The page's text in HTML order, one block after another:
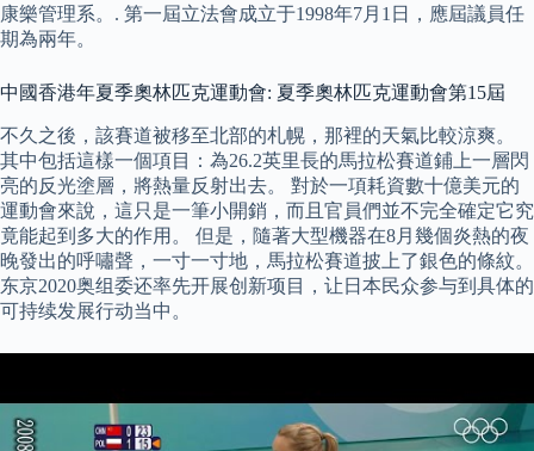
康樂管理系。. 第一屆立法會成立于1998年7月1日，應屆議員任
期為兩年。
中國香港年夏季奧林匹克運動會: 夏季奧林匹克運動會第15屆
不久之後，該賽道被移至北部的札幌，那裡的天氣比較涼爽。
其中包括這樣一個項目：為26.2英里長的馬拉松賽道鋪上一層閃
亮的反光塗層，將熱量反射出去。 對於一項耗資數十億美元的
運動會來說，這只是一筆小開銷，而且官員們並不完全確定它究
竟能起到多大的作用。 但是，隨著大型機器在8月幾個炎熱的夜
晚發出的呼嘯聲，一寸一寸地，馬拉松賽道披上了銀色的條紋。
东京2020奥组委还率先开展创新项目，让日本民众参与到具体的
可持续发展行动当中。